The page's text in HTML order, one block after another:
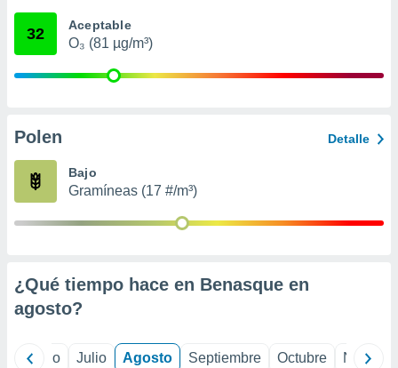
e
publicidad
1199
32 Aceptable
O₃ (81 µg/m³)
Polen Detalle
Bajo
Gramíneas (17 #/m³)
¿Qué tiempo hace en Benasque en
agosto?
Junio Julio Agosto Septiembre Octubre